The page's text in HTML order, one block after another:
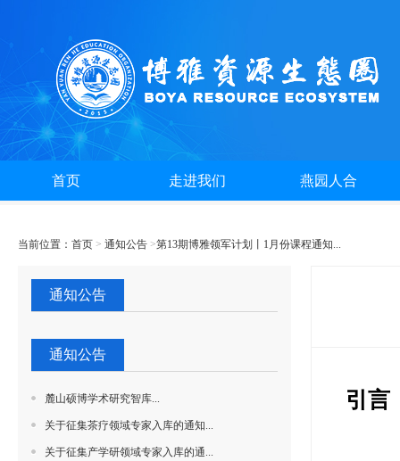
首页 走进我们 燕园人合
当前位置： 首页 > 通知公告 >第13期博雅领军计划丨1月份课程通知...
通知公告
通知公告
麓山硕博学术研究智库...
关于征集茶疗领域专家入库的通知...
关于征集产学研领域专家入库的通...
引言